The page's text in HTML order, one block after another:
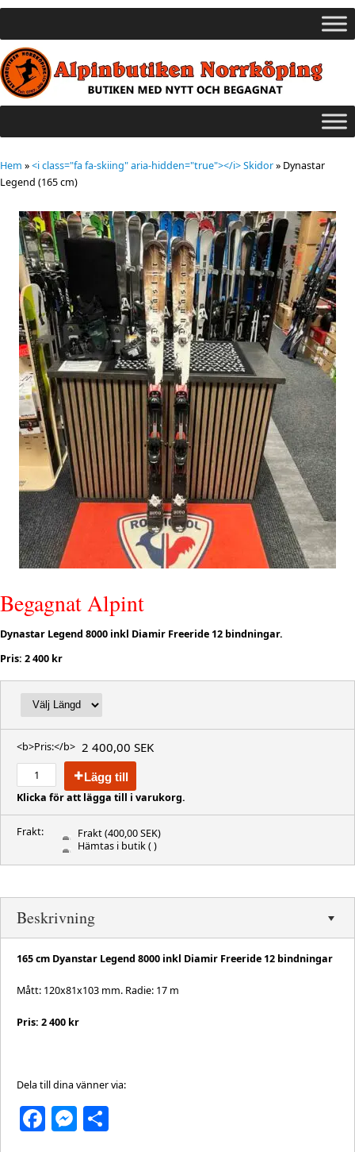
Hem »<i class="fa fa-skiing" aria-hidden="true"></i> Skidor» Dynastar
Legend (165 cm)
Begagnat Alpint
Dynastar Legend 8000 inkl Diamir Freeride 12 bindningar.
Pris: 2 400 kr
<b>Pris:</b> 2 400,00 SEK
Lägg till
Klicka för att lägga till i varukorg.
Frakt: Frakt(400,00 SEK)
Hämtas i butik( )
Beskrivning
165 cm Dyanstar Legend 8000 inkl Diamir Freeride 12 bindningar
Mått: 120x81x103 mm. Radie: 17 m
Pris: 2 400 kr
Dela till dina vänner via:
Facebook
Messenger